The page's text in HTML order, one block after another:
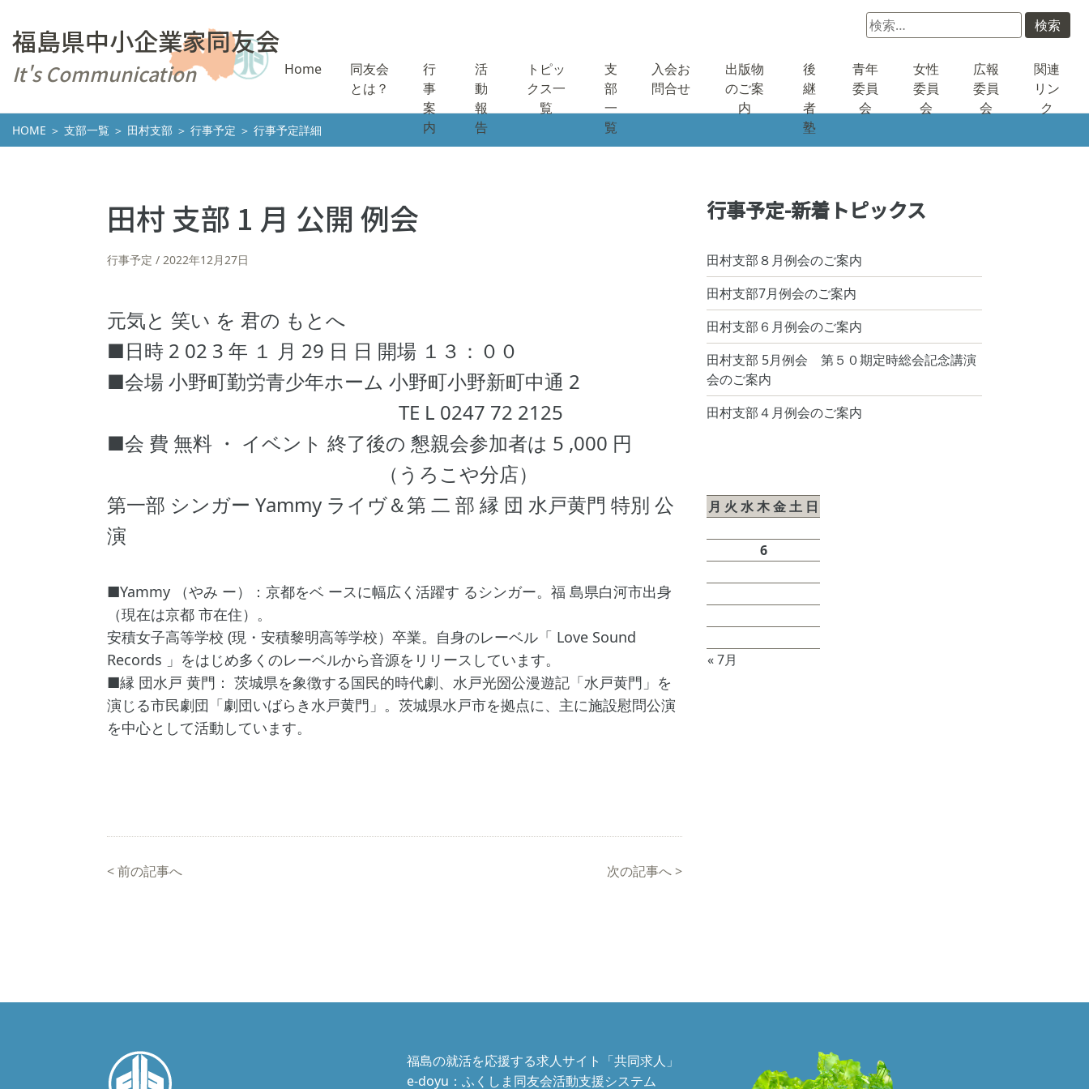
福島県中小企業家同友会
It's Communication Home
同友会
とは？
行
事
案
内
活
動
報
告
トピッ
クス一
覧
支
部
一
覧
入会お
問合せ
出版物
のご案
内
後
継
者
塾
青年
委員
会
女性
委員
会
広報
委員
会
関連
リン
ク
検
索:
HOME ＞ 支部一覧 ＞ 田村支部 ＞ 行事予定 ＞ 行事予定詳細
田村 支部 1 月 公開 例会
行事予定 2022年12月27日
元気と 笑い を 君の もとへ
■日時 2 02 3 年 １ 月 29 日 日 開場 １３：００
■会場 小野町勤労青少年ホーム 小野町小野新町中通 2
TE L 0247 72 2125
■会 費 無料 ・ イベント 終了後の 懇親会参加者は 5 ,000 円
（うろこや分店）
第一部 シンガー Yammy ライヴ＆第 二 部 縁 団 水戸黄門 特別 公
演
■Yammy （やみ ー）：京都をベ ースに幅広く活躍す るシンガー。福 島県白河市出身
（現在は京都 市在住）。
安積女子高等学校 (現・安積黎明高等学校）卒業。自身のレーベル「 Love Sound
Records 」をはじめ多くのレーベルから音源をリリースしています。
■縁 団水戸 黄門： 茨城県を象徴する国民的時代劇、水戸光圀公漫遊記「水戸黄門」を
演じる市民劇団「劇団いばらき水戸黄門」。茨城県水戸市を拠点に、主に施設慰問公演
を中心として活動しています。
<前の記事へ 次の記事へ>
行事予定-新着トピックス
田村支部８月例会のご案内
田村支部7月例会のご案内
田村支部６月例会のご案内
田村支部 5月例会 第５０期定時総会記念講演
会のご案内
田村支部４月例会のご案内
月 火 水木金土 日
« 7月
6
福島の就活を応援する求人サイト「共同求人」
e-doyu：ふくしま同友会活動支援システム